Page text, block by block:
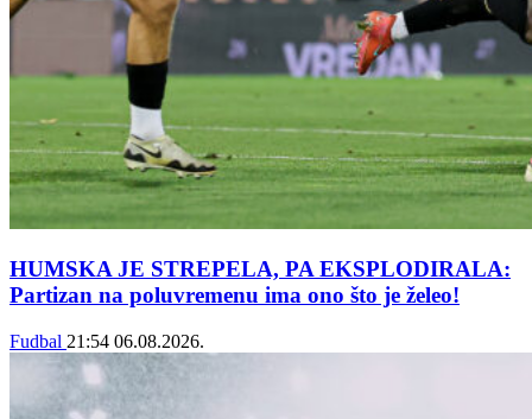
HUMSKA JE STREPELA, PA EKSPLODIRALA:
Partizan na poluvremenu ima ono što je želeo!
Fudbal 21:54 06.08.2026.